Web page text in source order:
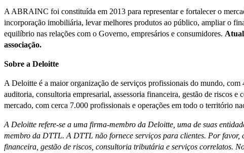
A ABRAINC foi constituída em 2013 para representar e fortalecer o
incorporação imobiliária, levar melhores produtos ao público, ampliar o
equilíbrio nas relações com o Governo, empresários e consumidores.
associação.
Sobre a Deloitte
A Deloitte é a maior organização de serviços profissionais do mundo,
auditoria, consultoria empresarial, assessoria financeira, gestão de riscos
mercado, com cerca 7.000 profissionais e operações em todo o território
A Deloitte refere-se a uma firma-membro da Deloitte, uma de suas
membro da DTTL. A DTTL não fornece serviços para clientes. Por favor,
financeira, gestão de riscos, consultoria tributária e serviços correlatos.